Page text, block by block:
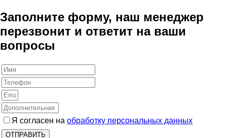
Заполните форму, наш менеджер
перезвонит и ответит на ваши
вопросы
Я согласен на обработку персональных данных